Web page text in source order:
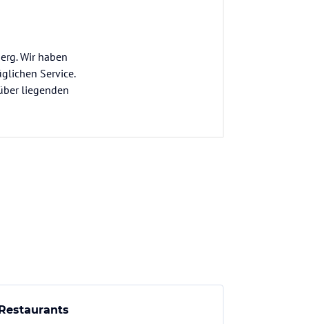
Wir haben
Service.
liegenden